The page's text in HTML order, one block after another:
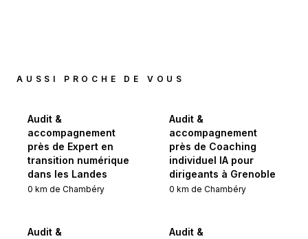
AUSSI PROCHE DE VOUS
Audit &
accompagnement
près de Expert en
transition numérique
dans les Landes
0 km de Chambéry
Audit &
accompagnement
près de Coaching
individuel IA pour
dirigeants à Grenoble
0 km de Chambéry
Audit &
Audit &